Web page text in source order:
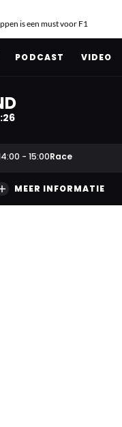
is een must voor F1
PODCAST VIDEO
:25
- 15:00Race
MEER INFORMATIE